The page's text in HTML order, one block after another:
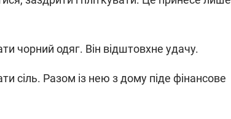
чорний одяг. Він відштовхне удачу.
сіль. Разом із нею з дому піде фінансове